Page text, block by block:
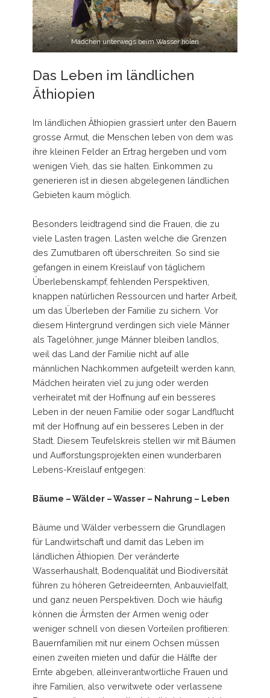
Mädchen unterwegs beim Wasser holen
Das Leben im ländlichen
Äthiopien
Im ländlichen Äthiopien grassiert unter den Bauern
grosse Armut, die Menschen leben von dem was
ihre kleinen Felder an Ertrag hergeben und vom
wenigen Vieh, das sie halten. Einkommen zu
generieren ist in diesen abgelegenen ländlichen
Gebieten kaum möglich.
Besonders leidtragend sind die Frauen, die zu
viele Lasten tragen. Lasten welche die Grenzen
des Zumutbaren oft überschreiten. So sind sie
gefangen in einem Kreislauf von täglichem
Überlebenskampf, fehlenden Perspektiven,
knappen natürlichen Ressourcen und harter Arbeit,
um das Überleben der Familie zu sichern. Vor
diesem Hintergrund verdingen sich viele Männer
als Tagelöhner, junge Männer bleiben landlos,
weil das Land der Familie nicht auf alle
männlichen Nachkommen aufgeteilt werden kann,
Mädchen heiraten viel zu jung oder werden
verheiratet mit der Hoffnung auf ein besseres
Leben in der neuen Familie oder sogar Landflucht
mit der Hoffnung auf ein besseres Leben in der
Stadt. Diesem Teufelskreis stellen wir mit Bäumen
und Aufforstungsprojekten einen wunderbaren
Lebens-Kreislauf entgegen:
Bäume – Wälder – Wasser – Nahrung – Leben
Bäume und Wälder verbessern die Grundlagen
für Landwirtschaft und damit das Leben im
ländlichen Äthiopien. Der veränderte
Wasserhaushalt, Bodenqualität und Biodiversität
führen zu höheren Getreideernten, Anbauvielfalt,
und ganz neuen Perspektiven. Doch wie häufig
können die Ärmsten der Armen wenig oder
weniger schnell von diesen Vorteilen profitieren:
Bauernfamilien mit nur einem Ochsen müssen
einen zweiten mieten und dafür die Hälfte der
Ernte abgeben, alleinverantwortliche Frauen und
ihre Familien, also verwitwete oder verlassene